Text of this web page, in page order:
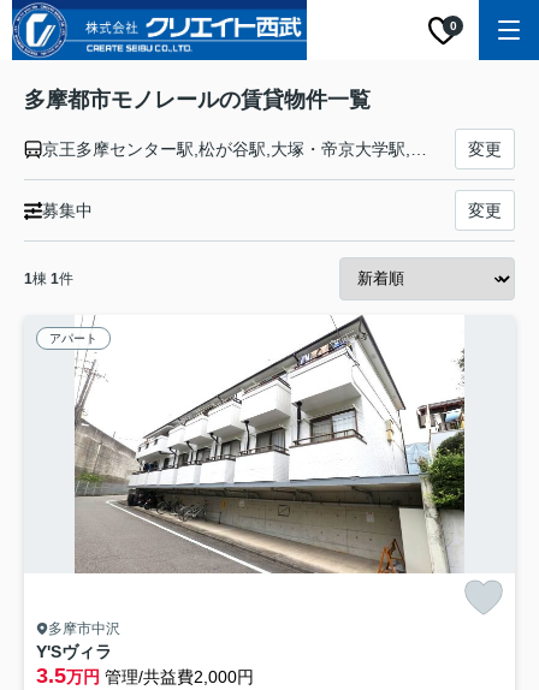
0
多摩都市モノレールの賃貸物件一覧
変更
募集中 変更
1棟 1件
アパート
多摩市中沢
Y'Sヴィラ
3.5万円 管理/共益費2,000円